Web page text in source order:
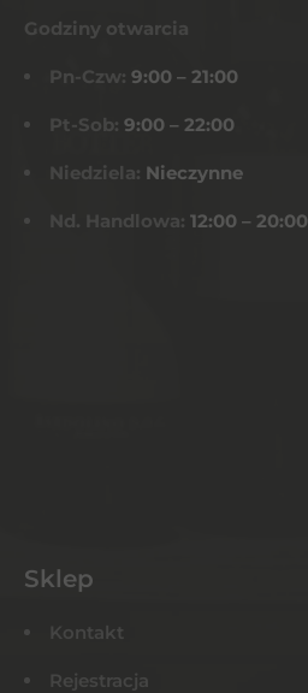
Godziny otwarcia
Pn-Czw: 9:00 – 21:00
Pt-Sob: 9:00 – 22:00
Niedziela: Nieczynne
Nd. Handlowa: 12:00 – 20:00
Sklep
Kontakt
Rejestracja